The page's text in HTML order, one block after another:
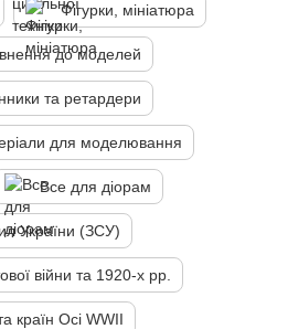
Фігурки, мініатюра
до моделей
та ретардери
для моделювання
Все для діорам
України (ЗСУ)
війни та 1920-х рр.
країн Осі WWII